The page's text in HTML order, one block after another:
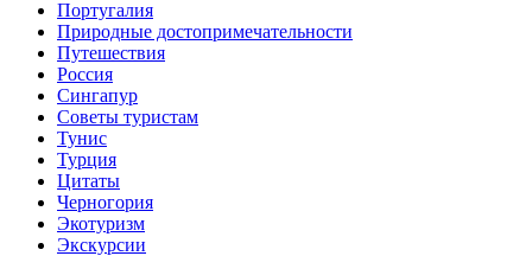
Португалия
Природные достопримечательности
Путешествия
Россия
Сингапур
Советы туристам
Тунис
Турция
Цитаты
Черногория
Экотуризм
Экскурсии